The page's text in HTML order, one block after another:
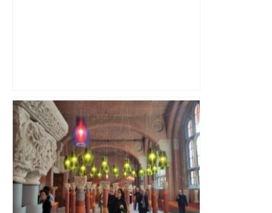
les agriculteurs manifestent malgré les
interdictions